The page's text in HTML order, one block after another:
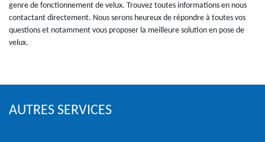
genre de fonctionnement de velux. Trouvez toutes informations en nous
contactant directement. Nous serons heureux de répondre à toutes vos
questions et notamment vous proposer la meilleure solution en pose de
velux.
AUTRES SERVICES